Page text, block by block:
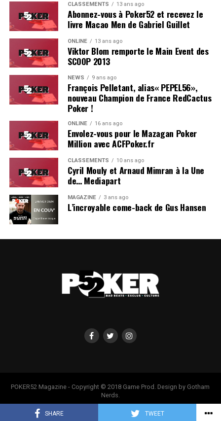
SHARE TWEET
Soleau à gauche, sorti par Logghe au centre
CLASSEMENTS 13 ans ago
Abonnez-vous à Poker52 et recevez le
livre Macao Men de Gabriel Guillet
ONLINE 13 ans ago
Viktor Blom remporte le Main Event des
SCOOP 2013
NEWS 9 ans ago
François Pelletant, alias« PEPEL56»,
nouveau Champion de France RedCactus
Poker !
ONLINE 16 ans ago
Envolez-vous pour le Mazagan Poker
Million avec ACFPoker.fr
CLASSEMENTS 10 ans ago
Cyril Mouly et Arnaud Mimran à la Une
de… Mediapart
MAGAZINE 3 ans ago
L’incroyable come-back de Gus Hansen
POKER52 Magazine - Copyright © 2018 Game Prod. Design by Gotham
Nerds.